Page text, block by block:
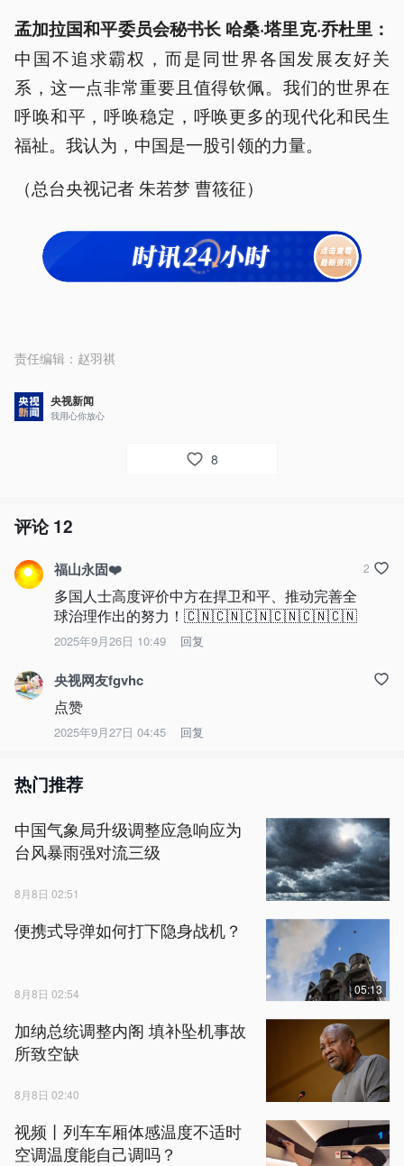
孟加拉国和平委员会秘书长 哈桑·塔里克·乔杜里：
中国不追求霸权，而是同世界各国发展友好关
系，这一点非常重要且值得钦佩。我们的世界在
呼唤和平，呼唤稳定，呼唤更多的现代化和民生
福祉。我认为，中国是一股引领的力量。
（总台央视记者 朱若梦 曹筱征）
责任编辑： 赵羽祺
央视新闻
我用心你放心
8
评论12
福山永固❤️
多国人士高度评价中方在捍卫和平、推动完善全
球治理作出的努力！🇨🇳🇨🇳🇨🇳🇨🇳🇨🇳🇨🇳
2025年9月26日 10:49 回复
2
央视网友fgvhc
点赞
2025年9月27日 04:45 回复
热门推荐
中国气象局升级调整应急响应为
台风暴雨强对流三级
8月8日 02:51
便携式导弹如何打下隐身战机？
8月8日 02:54 05:13
加纳总统调整内阁 填补坠机事故
所致空缺
8月8日 02:40
视频丨列车车厢体感温度不适时
空调温度能自己调吗？